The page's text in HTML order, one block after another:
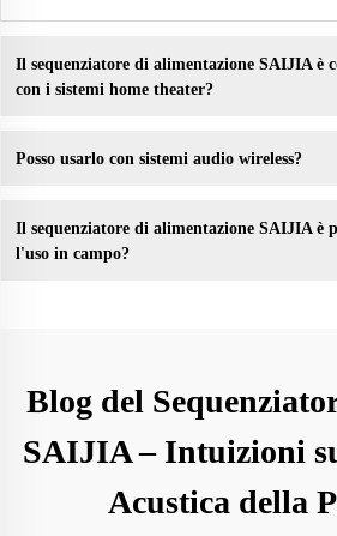
Il sequenziatore di alimentazione SAIJIA è
con i sistemi home theater?
Posso usarlo con sistemi audio wireless?
Il sequenziatore di alimentazione SAIJIA è
l'uso in campo?
Blog del
SAIJIA – Intuizioni
Acustica della